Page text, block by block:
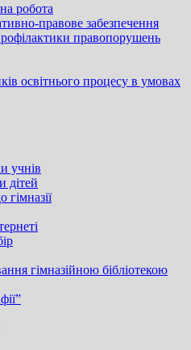
робота
правове забезпечення
правопорушень
освітнього процесу в умовах
учнів
дітей
гімназійною бібліотекою